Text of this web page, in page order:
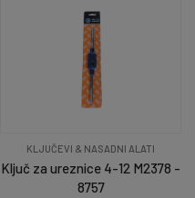
KLJUČEVI & NASADNI ALATI
Ključ za ureznice 4-12 M2378 -
8757